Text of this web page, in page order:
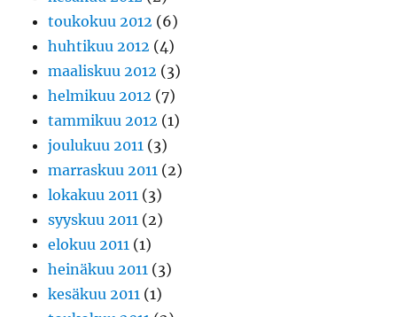
toukokuu 2012 (6)
huhtikuu 2012 (4)
maaliskuu 2012 (3)
helmikuu 2012 (7)
tammikuu 2012 (1)
joulukuu 2011 (3)
marraskuu 2011 (2)
lokakuu 2011 (3)
syyskuu 2011 (2)
elokuu 2011 (1)
heinäkuu 2011 (3)
kesäkuu 2011 (1)